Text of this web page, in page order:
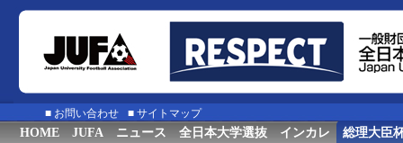
■ お問い合わせ ■ サイトマップ
HOME JUFA ニュース 全日本大学選抜 インカレ 総理大臣